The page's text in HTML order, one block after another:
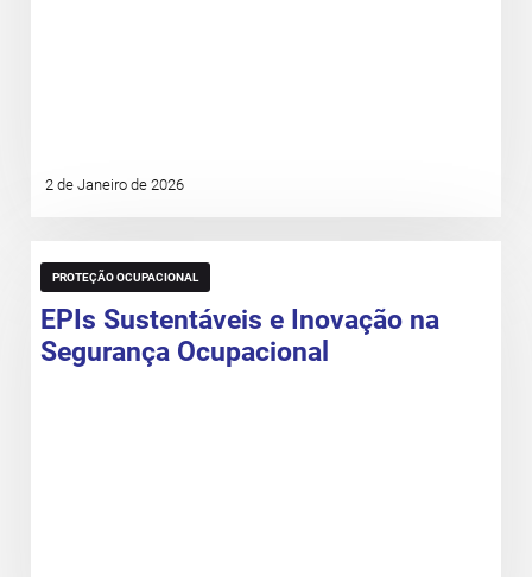
2 de Janeiro de 2026
PROTEÇÃO OCUPACIONAL
EPIs Sustentáveis e Inovação na
Segurança Ocupacional